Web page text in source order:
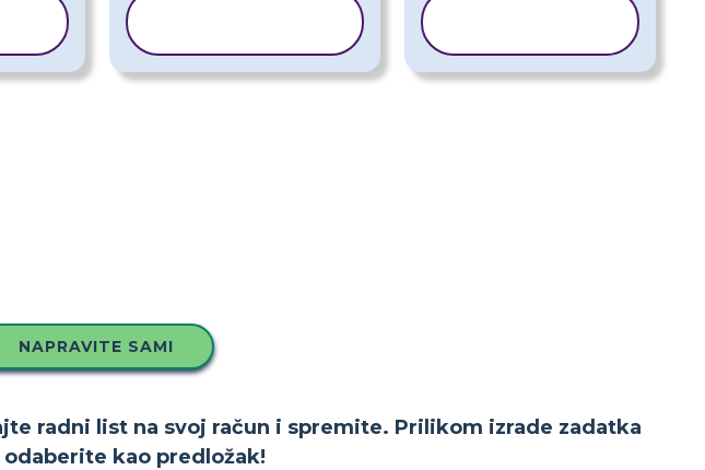
NAPRAVITE SAMI
radni list na svoj račun i spremite. Prilikom izrade zadatka
odaberite kao predložak!